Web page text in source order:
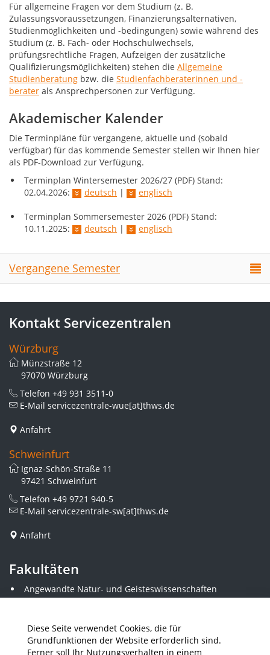
Diese Seite verwendet Cookies, die für
Grundfunktionen der Website erforderlich sind.
Ferner soll Ihr Nutzungsverhalten in einem
Für allgemeine Fragen vor dem Studium (z. B.
Zulassungsvoraussetzungen, Finanzierungsalternativen,
Studienmöglichkeiten und -bedingungen) sowie während des
Studium (z. B. Fach- oder Hochschulwechsels,
prüfungsrechtliche Fragen, Aufzeigen der zusätzliche
Qualifizierungsmöglichkeiten) stehen die Allgemeine
Studienberatung bzw. die Studienfachberaterinnen und -
berater als Ansprechpersonen zur Verfügung.
Akademischer Kalender
Die Terminpläne für vergangene, aktuelle und (sobald
verfügbar) für das kommende Semester stellen wir Ihnen hier
als PDF-Download zur Verfügung.
Terminplan Wintersemester 2026/27 (PDF) Stand:
02.04.2026:
deutsch | englisch
Terminplan Sommersemester 2026 (PDF) Stand:
10.11.2025:
deutsch | englisch
Vergangene Semester
Kontakt Servicezentralen
Würzburg
Münzstraße 12
97070 Würzburg
Telefon +49 931 3511-0
E-Mail servicezentrale-wue[at]thws.de
Anfahrt
Schweinfurt
Ignaz-Schön-Straße 11
97421 Schweinfurt
Telefon +49 9721 940-5
E-Mail servicezentrale-sw[at]thws.de
Anfahrt
Fakultäten
Angewandte Natur- und Geisteswissenschaften
Angewandte Sozialwissenschaften
Elektrotechnik
Gestaltung
Informatik und Wirtschaftsinformatik